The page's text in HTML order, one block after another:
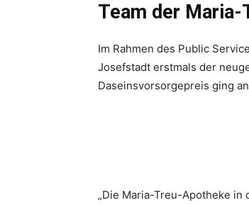
Team der
Im Rahmen des Public
Josefstadt erstmals der
Daseinsvorsorgepreis ging
„Die Maria-Treu-Apotheke